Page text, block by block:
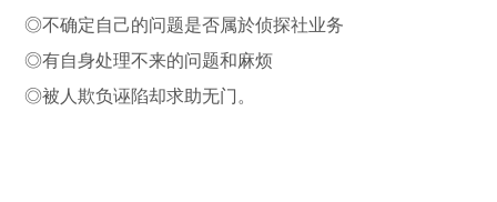
◎不确定自己的问题是否属於侦探社业务
◎有自身处理不来的问题和麻烦
◎被人欺负诬陷却求助无门。